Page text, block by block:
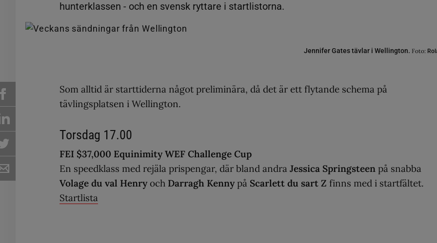
hunterklassen - och en svensk ryttare i startlistorna.
Jennifer Gates tävlar i Wellington. Foto:
Som alltid är starttiderna något preliminära, då det är ett flytande schema på
tävlingsplatsen i Wellington.
Torsdag 17.00
FEI $37,000 Equinimity WEF Challenge Cup
En speedklass med rejäla prispengar, där bland andra Jessica Springsteen på snabba
Volage du val Henry och Darragh Kenny på Scarlett du sart Z finns med i startfältet.
Startlista